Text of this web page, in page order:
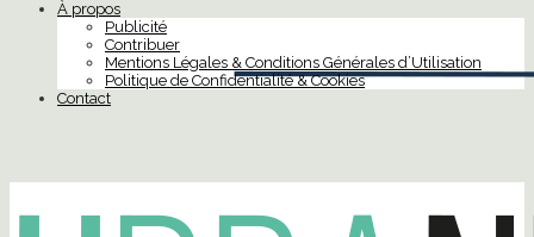
À propos
Publicité
Contribuer
Mentions Légales & Conditions Générales d’Utilisation
Politique de Confidentialité & Cookies
Contact